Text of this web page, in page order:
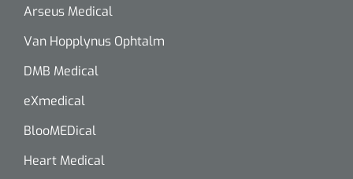
Arseus Medical
Van Hopplynus Ophtalm
DMB Medical
eXmedical
BlooMEDical
Heart Medical